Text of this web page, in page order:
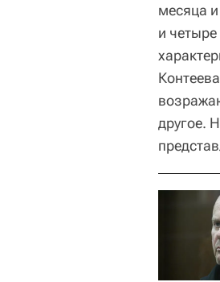
месяца
и
другое.